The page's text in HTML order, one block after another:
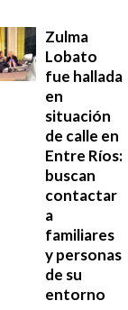
Zulma
Lobato
fue hallada
en
situación
de calle en
Entre Ríos:
buscan
contactar
a
familiares
y personas
de su
entorno